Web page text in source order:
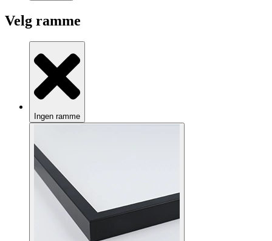
Velg ramme
Ingen ramme